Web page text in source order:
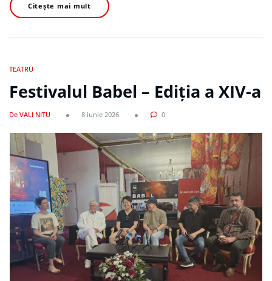
Citește mai mult
TEATRU
Festivalul Babel – Ediția a XIV-a
De VALI NITU 8 iunie 2026 0